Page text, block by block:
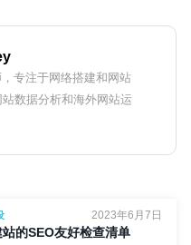
专注于网络搭建和网站
数据分析和海外网站运
2023年6月7日
的SEO友好检查清单